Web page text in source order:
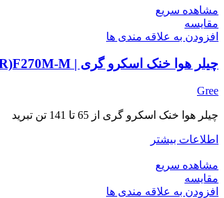
مشاهده سریع
مقایسه
افزودن به علاقه مندی ها
چیلر هوا خنک اسکرو گری | GREE LSBLG(R)F270M-M
Gree
چیلر هوا خنک اسکرو گری از 65 تا 141 تن تبرید
اطلاعات بیشتر
مشاهده سریع
مقایسه
افزودن به علاقه مندی ها